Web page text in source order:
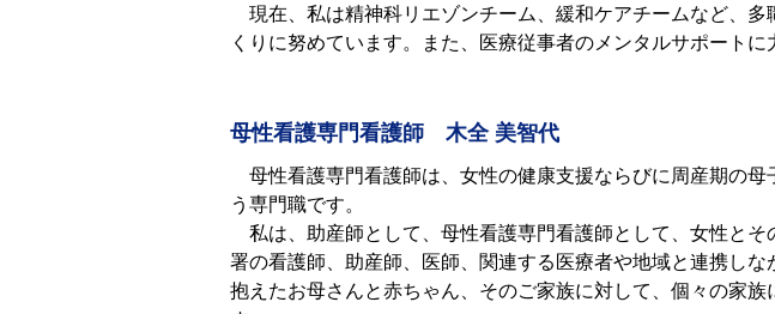
現在、私は精神科リエゾンチーム、緩和ケアチームなど、
くりに努めています。また、医療従事者のメンタルサポートに
母性看護専門看護師 木全 美智代
⺟性看護専⾨看護師は、⼥性の健康⽀援ならびに周産期の
う専⾨職です。
私は、助産師として、⺟性看護専⾨看護師として、女性と
署の看護師、助産師、医師、関連する医療者や地域と連携し
抱えたお⺟さんと赤ちゃん、そのご家族に対して、個々の家